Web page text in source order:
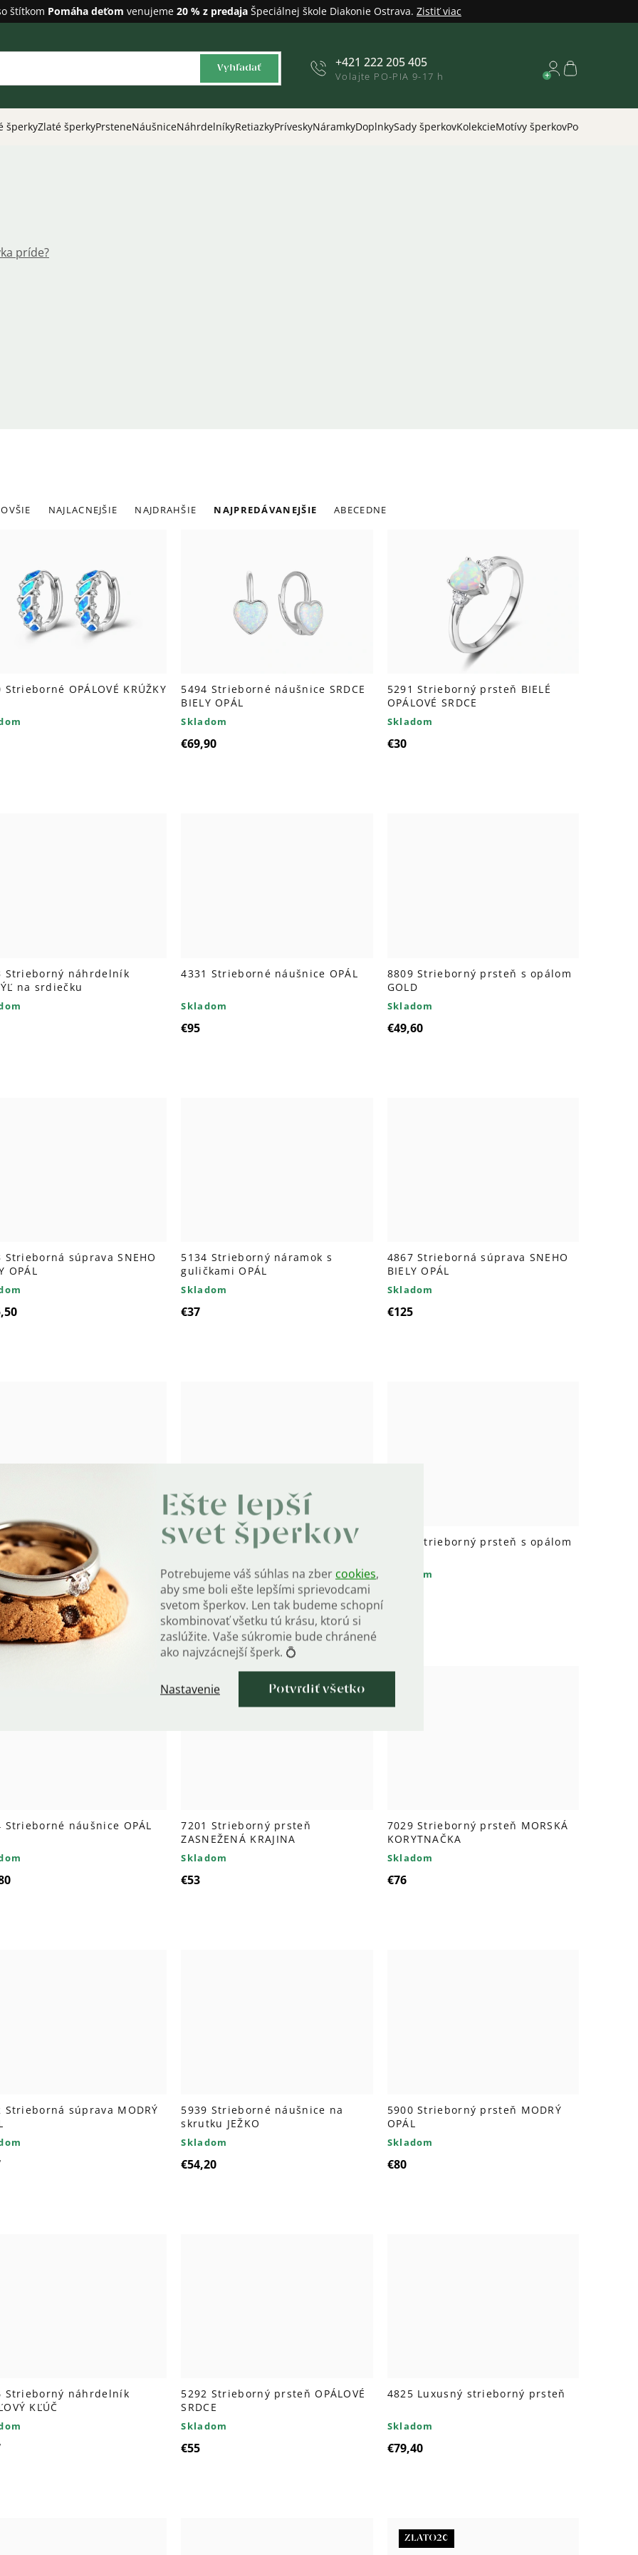
Ešte lepší
svet šperkov
Potrebujeme váš súhlas na zber cookies,
aby sme boli ešte lepšími sprievodcami
svetom šperkov. Len tak budeme schopní
skombinovať všetku tú krásu, ktorú si
zaslúžite. Vaše súkromie bude chránené
ako najvzácnejší šperk. 💍
Nastavenie Potvrdiť všetko
štítkom Pomáha deťom venujeme 20 % z predaja Špeciálnej škole Diakonie Ostrava. Zistiť viac
Vyhľadať +421 222 205 405
Volajte PO-PIA 9-17 h
Nákupný
šperkyZlaté šperkyPrsteneNáušniceNáhrdelníkyRetiazkyPríveskyNáramkyDoplnkySady šperkovKolekcieMotívy šperkovPodľa
príde?
NAJLACNEJŠIE NAJDRAHŠIE NAJPREDÁVANEJŠIE ABECEDNE
Strieborné OPÁLOVÉ KRÚŽKY
5494 Strieborné náušnice SRDCE
BIELY OPÁL
Skladom
€69,90
5291 Strieborný prsteň BIELÉ
OPÁLOVÉ SRDCE
Skladom
€30
Strieborný náhrdelník
na srdiečku
4331 Strieborné náušnice OPÁL
Skladom
€95
8809 Strieborný prsteň s opálom
GOLD
Skladom
€49,60
Strieborná súprava SNEHO
OPÁL
5134 Strieborný náramok s
guličkami OPÁL
Skladom
€37
4867 Strieborná súprava SNEHO
BIELY OPÁL
Skladom
€125
Strieborný náramok s
ROSE
8811 Strieborný prsteň s opálom
Skladom
€49,60
8810 Strieborný prsteň s opálom
Skladom
Strieborné náušnice OPÁL
7201 Strieborný prsteň
ZASNEŽENÁ KRAJINA
Skladom
€53
7029 Strieborný prsteň MORSKÁ
KORYTNAČKA
Skladom
€76
Strieborná súprava MODRÝ
5939 Strieborné náušnice na
skrutku JEŽKO
Skladom
€54,20
5900 Strieborný prsteň MODRÝ
OPÁL
Skladom
€80
Strieborný náhrdelník
KĽÚČ
5292 Strieborný prsteň OPÁLOVÉ
SRDCE
Skladom
€55
4825 Luxusný strieborný prsteň
Skladom
€79,40
ZLATO20